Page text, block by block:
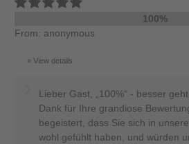
100%
From: anonymous
View details
Lieber Gast, „100%“ - besser
Dank für Ihre grandiose
begeistert, dass Sie sich in
wohl gefühlt haben, und würden